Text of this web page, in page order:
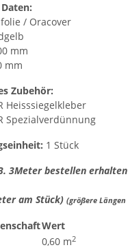
/ Oracover
mm
mm
Zubehör:
Heisssiegelkleber
Spezialverdünnung
1 Stück
3Meter bestellen
am Stück) (größere
Wert
0,60 m2